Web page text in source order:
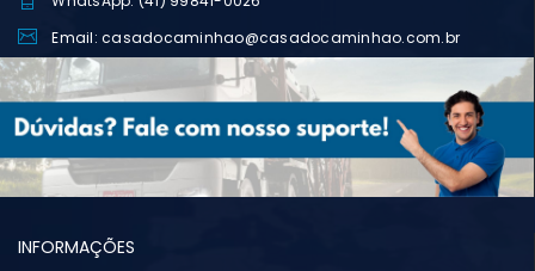
Email: casadocaminhao@casadocaminhao.com.br
INFORMAÇÕES